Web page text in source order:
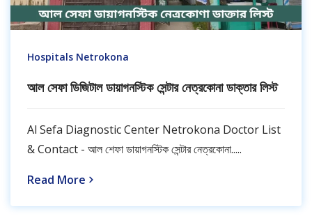
Hospitals Netrokona
আল সেফা ডিজিটাল ডায়াগনস্টিক সেন্টার নেত্রকোনা ডাক্তার লিস্ট
Al Sefa Diagnostic Center Netrokona Doctor List
& Contact - আল শেফা ডায়াগনস্টিক সেন্টার নেত্রকোনা.....
Read More